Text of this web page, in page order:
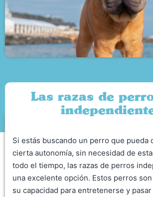
Las razas de
Si estás buscando un perro que pueda
cierta autonomía, sin necesidad de
todo el tiempo, las razas de perros
una excelente opción. Estos perros
su capacidad para entretenerse y